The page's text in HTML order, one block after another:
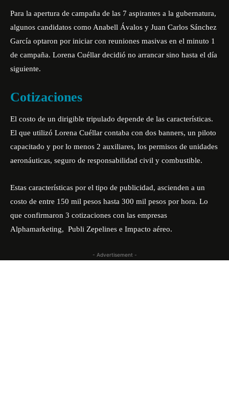
Para la apertura de campaña de las 7 aspirantes a la gubernatura,
algunos candidatos como Anabell Ávalos y Juan Carlos Sánchez
García optaron por iniciar con reuniones masivas en el minuto 1
de campaña. Lorena Cuéllar decidió no arrancar sino hasta el día
siguiente.
Cotizaciones
El costo de un dirigible tripulado depende de las características.
El que utilizó Lorena Cuéllar contaba con dos banners, un piloto
capacitado y por lo menos 2 auxiliares, los permisos de unidades
aeronáuticas, seguro de responsabilidad civil y combustible.
Estas características por el tipo de publicidad, ascienden a un
costo de entre 150 mil pesos hasta 300 mil pesos por hora. Lo
que confirmaron 3 cotizaciones con las empresas
Alphamarketing, Publi Zepelines e Impacto aéreo.
- Advertisement -